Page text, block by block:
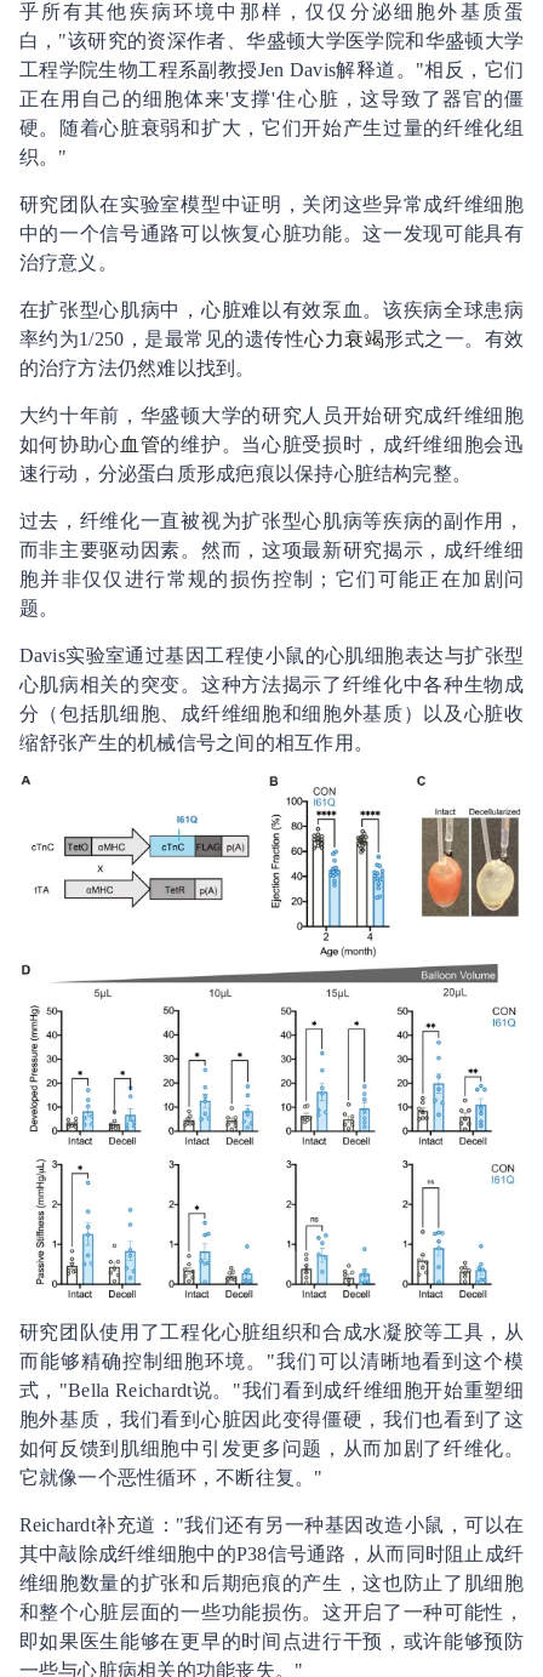
乎所有其他疾病环境中那样，仅仅分泌细胞外基质蛋
白，"该研究的资深作者、华盛顿大学医学院和华盛顿大学
工程学院生物工程系副教授Jen Davis解释道。"相反，它们
正在用自己的细胞体来'支撑'住心脏，这导致了器官的僵
硬。随着心脏衰弱和扩大，它们开始产生过量的纤维化组
织。"
研究团队在实验室模型中证明，关闭这些异常成纤维细胞
中的一个信号通路可以恢复心脏功能。这一发现可能具有
治疗意义。
在扩张型心肌病中，心脏难以有效泵血。该疾病全球患病
率约为1/250，是最常见的遗传性心力衰竭形式之一。有效
的治疗方法仍然难以找到。
大约十年前，华盛顿大学的研究人员开始研究成纤维细胞
如何协助心血管的维护。当心脏受损时，成纤维细胞会迅
速行动，分泌蛋白质形成疤痕以保持心脏结构完整。
过去，纤维化一直被视为扩张型心肌病等疾病的副作用，
而非主要驱动因素。然而，这项最新研究揭示，成纤维细
胞并非仅仅进行常规的损伤控制；它们可能正在加剧问
题。
Davis实验室通过基因工程使小鼠的心肌细胞表达与扩张型
心肌病相关的突变。这种方法揭示了纤维化中各种生物成
分（包括肌细胞、成纤维细胞和细胞外基质）以及心脏收
缩舒张产生的机械信号之间的相互作用。
研究团队使用了工程化心脏组织和合成水凝胶等工具，从
而能够精确控制细胞环境。"我们可以清晰地看到这个模
式，"Bella Reichardt说。"我们看到成纤维细胞开始重塑细
胞外基质，我们看到心脏因此变得僵硬，我们也看到了这
如何反馈到肌细胞中引发更多问题，从而加剧了纤维化。
它就像一个恶性循环，不断往复。"
Reichardt补充道："我们还有另一种基因改造小鼠，可以在
其中敲除成纤维细胞中的P38信号通路，从而同时阻止成纤
维细胞数量的扩张和后期疤痕的产生，这也防止了肌细胞
和整个心脏层面的一些功能损伤。这开启了一种可能性，
即如果医生能够在更早的时间点进行干预，或许能够预防
一些与心脏病相关的功能丧失。"